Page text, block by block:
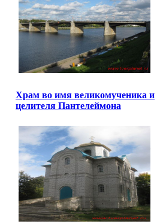
Храм во имя великомученика и
целителя Пантелеймона